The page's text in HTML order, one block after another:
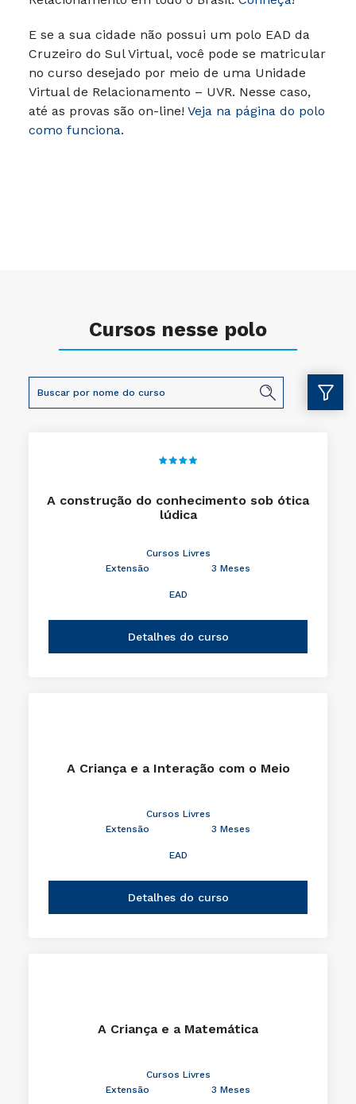
E se a sua cidade não possui um polo EAD da
Cruzeiro do Sul Virtual, você pode se matricular
no curso desejado por meio de uma Unidade
Virtual de Relacionamento – UVR. Nesse caso,
até as provas são on-line! Veja na página do polo
como funciona.
Cursos nesse polo
A construção do conhecimento sob ótica
lúdica
Cursos Livres
Extensão
3 Meses
EAD
Detalhes do curso
A Criança e a Interação com o Meio
Cursos Livres
Extensão
3 Meses
EAD
Detalhes do curso
A Criança e a Matemática
Cursos Livres
Extensão
3 Meses